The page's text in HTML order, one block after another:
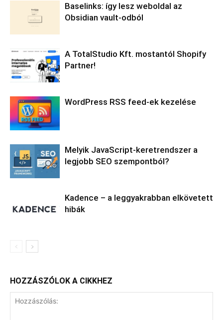
Baselinks: így lesz weboldal az
Obsidian vault-odból
A TotalStudio Kft. mostantól Shopify
Partner!
WordPress RSS feed-ek kezelése
Melyik JavaScript-keretrendszer a
legjobb SEO szempontból?
Kadence – a leggyakrabban elkövetett
hibák
HOZZÁSZÓLOK A CIKKHEZ